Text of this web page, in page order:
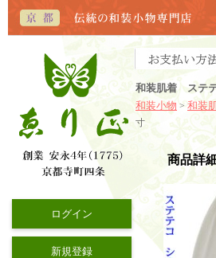
和装肌着 ステ
和装小物 > 和装
寸
ログイン
新規登録
商品詳細